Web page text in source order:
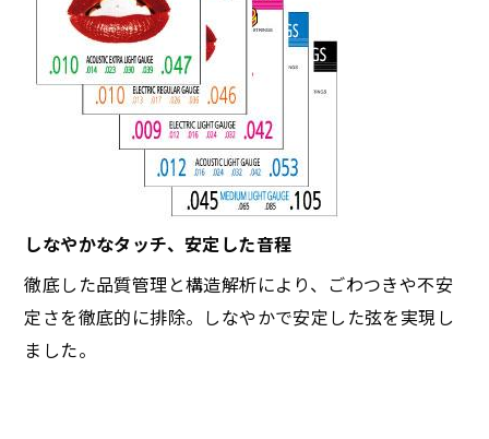
しなやかなタッチ、安定した音程
徹底した品質管理と構造解析により、ごわつきや不安
定さを徹底的に排除。しなやかで安定した弦を実現し
ました。